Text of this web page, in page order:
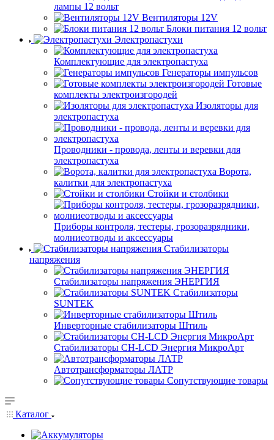
лампы 12 вольт
Вентиляторы 12V
Блоки питания 12 вольт
Электропастухи
Комплектующие для электропастуха
Генераторы импульсов
Готовые
комплекты электроизгородей
Изоляторы для
электропастуха
Проводники - провода, ленты и веревки для
электропастуха
Ворота,
калитки для электропастуха
Стойки и столбики
Приборы контроля, тестеры, грозоразрядники,
молниеотводы и аксессуары
Стабилизаторы
напряжения
Стабилизаторы напряжения ЭНЕРГИЯ
Стабилизаторы
SUNTEK
Инверторные стабилизаторы Штиль
Стабилизаторы СН-LCD Энepгия МикроАрт
Автотрансформаторы ЛАТР
Сопутствующие товары
Каталог